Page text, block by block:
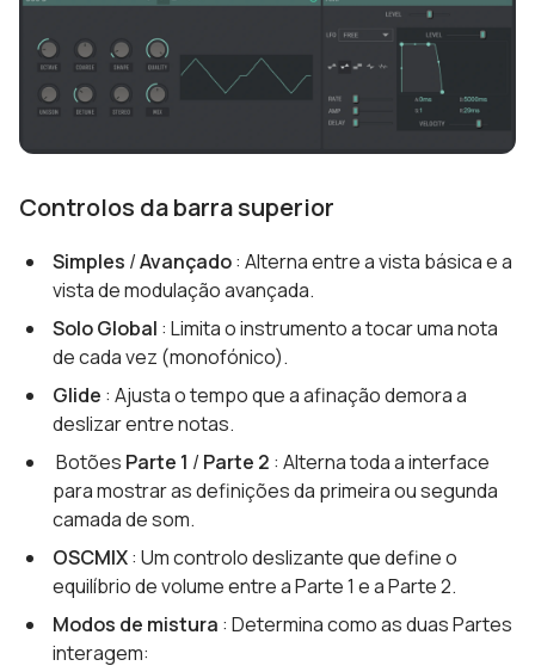
Controlos da barra superior
Simples /Avançado: Alterna entre a vista básica e a
vista de modulação avançada.
Solo Global : Limita o instrumento a tocar uma nota
de cada vez (monofónico).
Glide : Ajusta o tempo que a afinação demora a
deslizar entre notas.
Botões Parte 1 / Parte 2 : Alterna toda a interface
para mostrar as definições da primeira ou segunda
camada de som.
OSCMIX: Um controlo deslizante que define o
equilíbrio de volume entre a Parte 1 e a Parte 2.
Modos de mistura : Determina como as duas Partes
interagem: